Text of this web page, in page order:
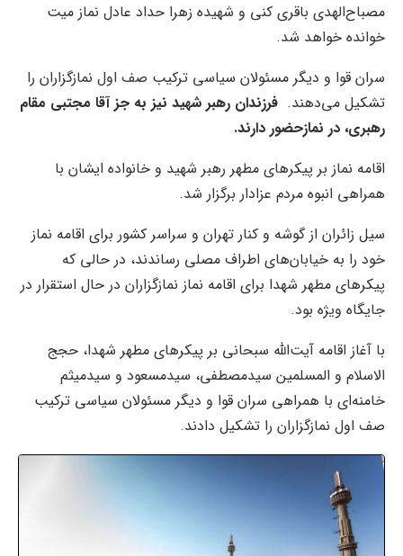
مصباح‌الهدی باقری کنی و شهیده زهرا حداد عادل نماز میت
خوانده خواهد شد.
سران قوا و دیگر مسئولان سیاسی ترکیب صف اول نمازگزاران را
تشکیل می‌دهند. فرزندان رهبر شهید نیز به جز آقا مجتبی مقام
رهبری، در نمازحضور دارند.
اقامه نماز بر پیکرهای مطهر رهبر شهید و خانواده ایشان با
همراهی انبوه مردم عزادار برگزار شد.
سیل زائران از گوشه و کنار تهران و سراسر کشور برای اقامه نماز
خود را به خیابان‌های اطراف مصلی رساندند، در حالی که
پیکرهای مطهر شهدا برای اقامه نماز نمازگزاران در حال استقرار در
جایگاه ویژه بود.
با آغاز اقامه آیت‌الله سبحانی بر پیکرهای مطهر شهدا، حجج
الاسلام و المسلمین سیدمصطفی، سیدمسعود و سیدمیثم
خامنه‌ای با همراهی سران قوا و دیگر مسئولان سیاسی ترکیب
صف اول نمازگزاران را تشکیل دادند.